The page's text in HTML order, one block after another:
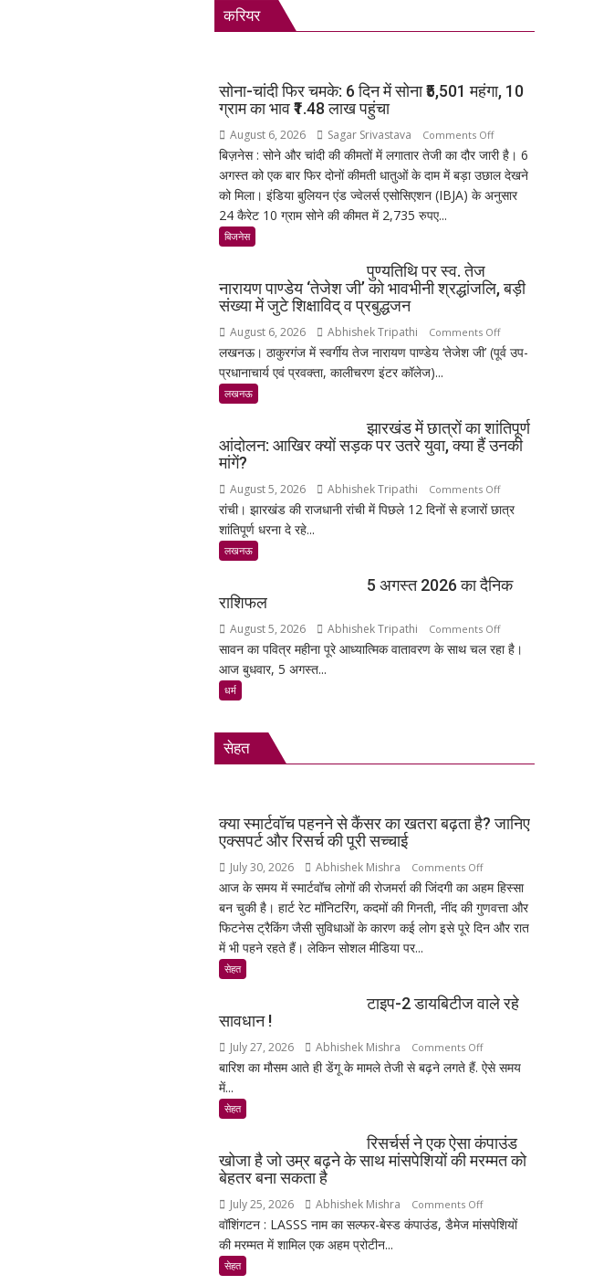
करियर
सोना-चांदी फिर चमके: 6 दिन में सोना ₹5,501 महंगा, 10
ग्राम का भाव ₹1.48 लाख पहुंचा
August 6, 2026 Sagar Srivastava Comments Offon
सोना-
चांदी
फिर
सोना
महंगा,
10
₹1.48
लाख
बिज़नेस : सोने और चांदी की कीमतों में लगातार तेजी का दौर जारी है। 6
अगस्त को एक बार फिर दोनों कीमती धातुओं के दाम में बड़ा उछाल देखने
को मिला। इंडिया बुलियन एंड ज्वेलर्स एसोसिएशन (IBJA) के अनुसार
24 कैरेट 10 ग्राम सोने की कीमत में 2,735 रुपए...
बिजनेस
पुण्यतिथि पर स्व. तेज
नारायण पाण्डेय ‘तेजेश जी’ को भावभीनी श्रद्धांजलि, बड़ी
संख्या में जुटे शिक्षाविद् व प्रबुद्धजन
August 6, 2026 Abhishek Tripathi Comments Offon
पुण्यतिथि
नारायण
पाण्डेय
जी’
को
संख्या
जुटे
शिक्षाविद्
लखनऊ। ठाकुरगंज में स्वर्गीय तेज नारायण पाण्डेय ‘तेजेश जी’ (पूर्व उप-
प्रधानाचार्य एवं प्रवक्ता, कालीचरण इंटर कॉलेज)...
लखनऊ
झारखंड में छात्रों का शांतिपूर्ण
आंदोलन: आखिर क्यों सड़क पर उतरे युवा, क्या हैं उनकी
मांगें?
August 5, 2026 Abhishek Tripathi Comments Offon
झारखंड
शांतिपूर्ण
आखिर
क्यों
रांची। झारखंड की राजधानी रांची में पिछले 12 दिनों से हजारों छात्र
शांतिपूर्ण धरना दे रहे...
लखनऊ
5 अगस्त 2026 का दैनिक
राशिफल
August 5, 2026 Abhishek Tripathi Comments Offon
5
सावन का पवित्र महीना पूरे आध्यात्मिक वातावरण के साथ चल रहा है।
आज बुधवार, 5 अगस्त...
धर्म
सेहत
क्या स्मार्टवॉच पहनने से कैंसर का खतरा बढ़ता है? जानिए
एक्सपर्ट और रिसर्च की पूरी सच्चाई
July 30, 2026 Abhishek Mishra Comments Offon
क्या
स्मार्टवॉच
पहनने
खतरा
है?
जानिए
की
पूरी
आज के समय में स्मार्टवॉच लोगों की रोजमर्रा की जिंदगी का अहम हिस्सा
बन चुकी है। हार्ट रेट मॉनिटरिंग, कदमों की गिनती, नींद की गुणवत्ता और
फिटनेस ट्रैकिंग जैसी सुविधाओं के कारण कई लोग इसे पूरे दिन और रात
में भी पहने रहते हैं। लेकिन सोशल मीडिया पर...
सेहत
टाइप-2 डायबिटीज वाले रहे
सावधान !
July 27, 2026 Abhishek Mishra Comments Offon
टाइप-2
सावधान
!
बारिश का मौसम आते ही डेंगू के मामले तेजी से बढ़ने लगते हैं. ऐसे समय
में...
सेहत
रिसर्चर्स ने एक ऐसा कंपाउंड
खोजा है जो उम्र बढ़ने के साथ मांसपेशियों की मरम्मत को
बेहतर बना सकता है
July 25, 2026 Abhishek Mishra Comments Offon
रिसर्चर्स
वॉशिंगटन : LASSS नाम का सल्फर-बेस्ड कंपाउंड, डैमेज मांसपेशियों
की मरम्मत में शामिल एक अहम प्रोटीन...
सेहत